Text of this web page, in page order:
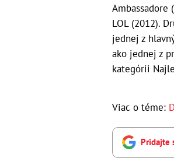
Ambassadore
LOL (2012).
jednej z
ako jednej z
kategórii
Viac o téme:
Pridajte